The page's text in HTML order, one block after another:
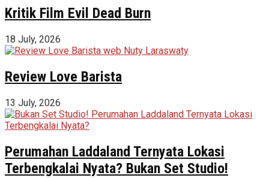
Kritik Film Evil Dead Burn
18 July, 2026
Review Love Barista
13 July, 2026
Perumahan Laddaland Ternyata Lokasi
Terbengkalai Nyata? Bukan Set Studio!